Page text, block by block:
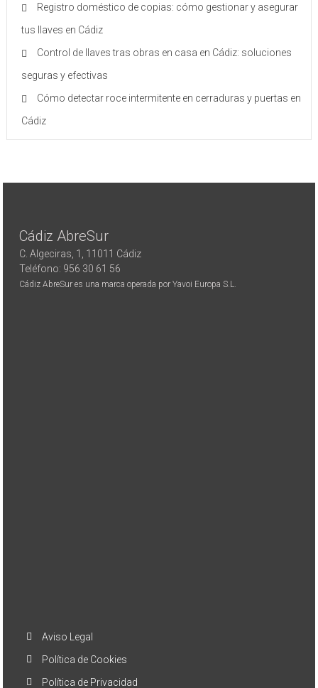
Registro doméstico de copias: cómo gestionar y asegurar
tus llaves en Cádiz
Control de llaves tras obras en casa en Cádiz: soluciones
seguras y efectivas
Cómo detectar roce intermitente en cerraduras y puertas en
Cádiz
Cádiz AbreSur
C. Algeciras, 1, 11011 Cádiz
Teléfono: 956 30 61 56
Cádiz AbreSur es una marca operada por Yavoi Europa S.L.
Aviso Legal
Política de Cookies
Política de Privacidad